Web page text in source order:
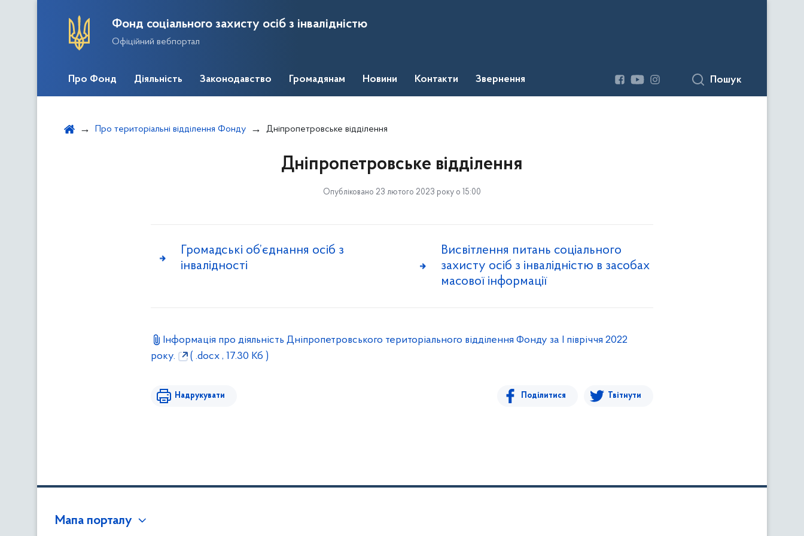
Фонд соціального захисту осіб з інвалідністю
Офіційний вебпортал
Про Фонд Діяльність Законодавство Громадянам Новини Контакти Звернення Пошук
Про територіальні відділення Фонду Дніпропетровське відділення
Дніпропетровське відділення
Опубліковано 23 лютого 2023 року о 15:00
Громадські об’єднання осіб з
інвалідності
Висвітлення питань соціального
захисту осіб з інвалідністю в засобах
масової інформації
Інформація про діяльність Дніпропетровського територіального відділення Фонду за І півріччя 2022
року.
( .docx , 17.30 Кб )
Надрукувати Поділитися Твітнути
Мапа порталу